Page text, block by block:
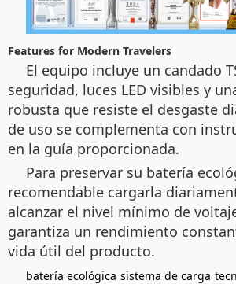
Features for Modern Travelers
El equipo incluye un candado
seguridad, luces LED visibles y
robusta que resiste el desgaste
de uso se complementa con
en la guía proporcionada.
Para preservar su batería
recomendable cargarla
alcanzar el nivel mínimo de
garantiza un rendimiento
vida útil del producto.
batería ecológica sistema de carga